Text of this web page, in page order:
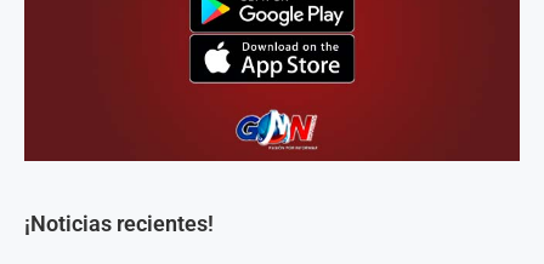
¡Noticias recientes!